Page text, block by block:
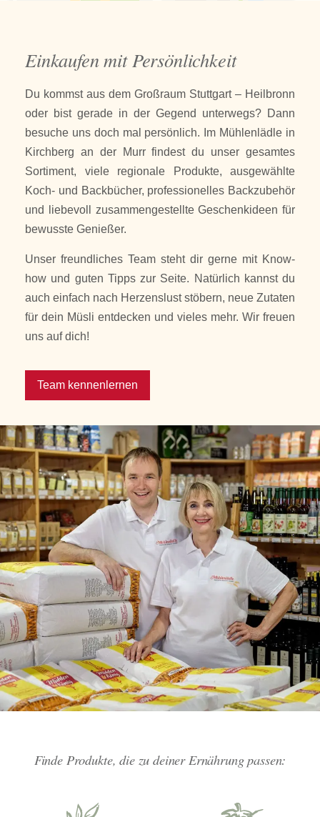
Einkaufen mit Persönlichkeit
Du kommst aus dem Großraum Stuttgart – Heilbronn
oder bist gerade in der Gegend unterwegs? Dann
besuche uns doch mal persönlich. Im Mühlenlädle in
Kirchberg an der Murr findest du unser gesamtes
Sortiment, viele regionale Produkte, ausgewählte
Koch- und Backbücher, professionelles Backzubehör
und liebevoll zusammengestellte Geschenkideen für
bewusste Genießer.
Unser freundliches Team steht dir gerne mit Know-
how und guten Tipps zur Seite. Natürlich kannst du
auch einfach nach Herzenslust stöbern, neue Zutaten
für dein Müsli entdecken und vieles mehr. Wir freuen
uns auf dich!
Team kennenlernen
Finde Produkte, die zu deiner Ernährung passen: